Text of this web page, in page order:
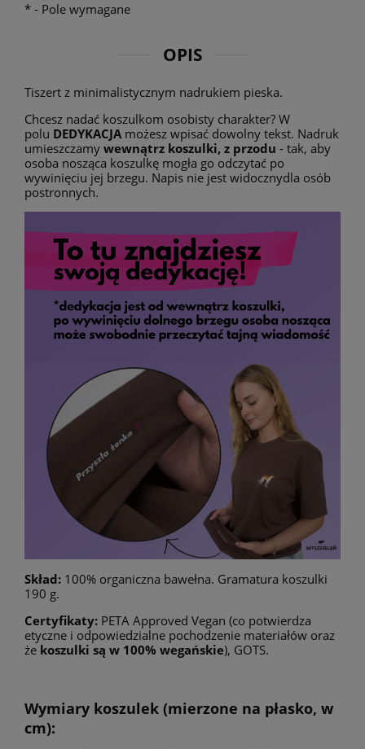
* - Pole wymagane
OPIS
Tiszert z minimalistycznym nadrukiem pieska.
Chcesz nadać koszulkom osobisty charakter? W
polu DEDYKACJA możesz wpisać dowolny tekst. Nadruk
umieszczamy wewnątrz koszulki, z przodu - tak, aby
osoba nosząca koszulkę mogła go odczytać po
wywinięciu jej brzegu. Napis nie jest widocznydla osób
postronnych.
Skład: 100% organiczna bawełna. Gramatura koszulki
190 g.
Certyfikaty: PETA Approved Vegan (co potwierdza
etyczne i odpowiedzialne pochodzenie materiałów oraz
że koszulki są w 100% wegańskie), GOTS.
Wymiary koszulek (mierzone na płasko, w
cm):